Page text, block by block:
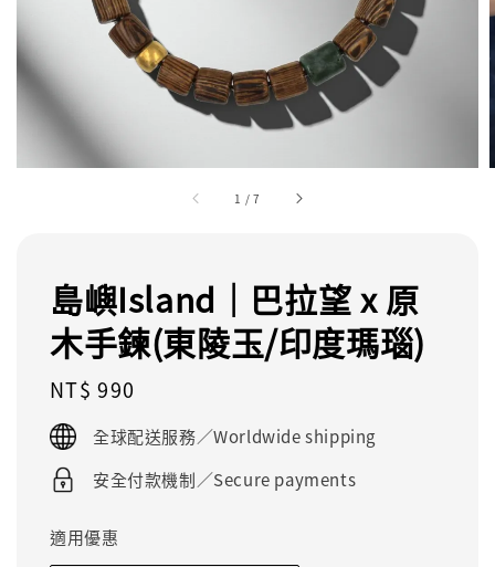
1 /7
島嶼Island｜巴拉望 x 原
木手鍊(東陵玉/印度瑪瑙)
Regular
price
NT$ 990
全球配送服務／Worldwide shipping
安全付款機制／Secure payments
適用優惠